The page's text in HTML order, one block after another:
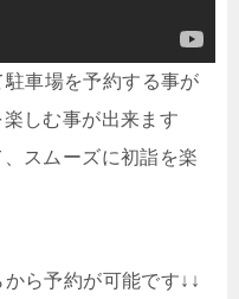
車場を予約する事が
しむ事が出来ます
スムーズに初詣を楽
から予約が可能です↓↓